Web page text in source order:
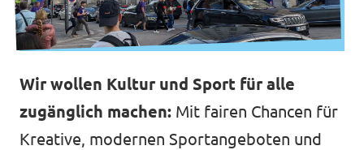
Wir wollen Kultur und Sport für alle
zugänglich machen: Mit fairen Chancen für
Kreative, modernen Sportangeboten und